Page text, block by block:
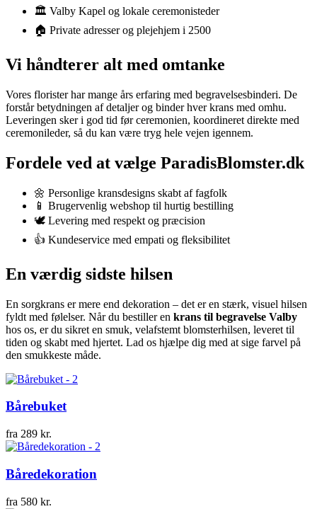
🏛️ Valby Kapel og lokale ceremonisteder
🏠 Private adresser og plejehjem i 2500
Vi håndterer alt med omtanke
Vores florister har mange års erfaring med begravelsesbinderi. De
forstår betydningen af detaljer og binder hver krans med omhu.
Leveringen sker i god tid før ceremonien, koordineret direkte med
ceremonileder, så du kan være tryg hele vejen igennem.
Fordele ved at vælge ParadisBlomster.dk
🌼 Personlige kransdesigns skabt af fagfolk
📱 Brugervenlig webshop til hurtig bestilling
🕊️ Levering med respekt og præcision
👍 Kundeservice med empati og fleksibilitet
En værdig sidste hilsen
En sorgkrans er mere end dekoration – det er en stærk, visuel hilsen
fyldt med følelser. Når du bestiller en krans til begravelse Valby
hos os, er du sikret en smuk, velafstemt blomsterhilsen, leveret til
tiden og skabt med hjertet. Lad os hjælpe dig med at sige farvel på
den smukkeste måde.
Bårebuket
fra 289 kr.
Båredekoration
fra 580 kr.